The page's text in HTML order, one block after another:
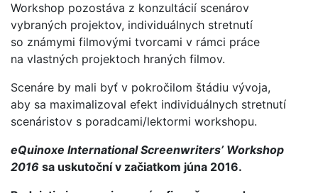
Workshop pozostáva z konzultácií scenárov
vybraných projektov, individuálnych stretnutí
so známymi filmovými tvorcami v rámci práce
na vlastných projektoch hraných filmov.
Scenáre by mali byť v pokročilom štádiu vývoja,
aby sa maximalizoval efekt individuálnych stretnutí
scenáristov s poradcami/lektormi workshopu.
eQuinoxe International Screenwriters’ Workshop
2016 sa uskutoční v začiatkom júna 2016.